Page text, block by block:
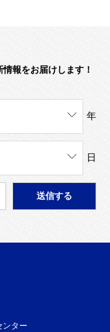
報をお届けします！
年
日
ンター